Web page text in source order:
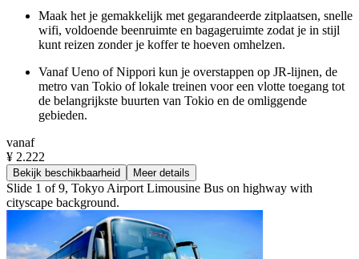
Maak het je gemakkelijk met gegarandeerde zitplaatsen, snelle
wifi, voldoende beenruimte en bagageruimte zodat je in stijl
kunt reizen zonder je koffer te hoeven omhelzen.
Vanaf Ueno of Nippori kun je overstappen op JR-lijnen, de
metro van Tokio of lokale treinen voor een vlotte toegang tot
de belangrijkste buurten van Tokio en de omliggende
gebieden.
vanaf
¥ 2.222
Bekijk beschikbaarheid Meer details
Slide 1 of 9, Tokyo Airport Limousine Bus on highway with
cityscape background.